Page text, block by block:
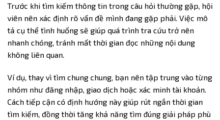
Trước khi tìm kiếm thông tin trong câu hỏi thường gặp, hội
viên nên xác định rõ vấn đề mình đang gặp phải. Việc mô
tả cụ thể tình huống sẽ giúp quá trình tra cứu trở nên
nhanh chóng, tránh mất thời gian đọc những nội dung
không liên quan.
Ví dụ, thay vì tìm chung chung, bạn nên tập trung vào từng
nhóm như đăng nhập, giao dịch hoặc xác minh tài khoản.
Cách tiếp cận có định hướng này giúp rút ngắn thời gian
tìm kiếm, đồng thời tăng khả năng tìm đúng giải pháp phù